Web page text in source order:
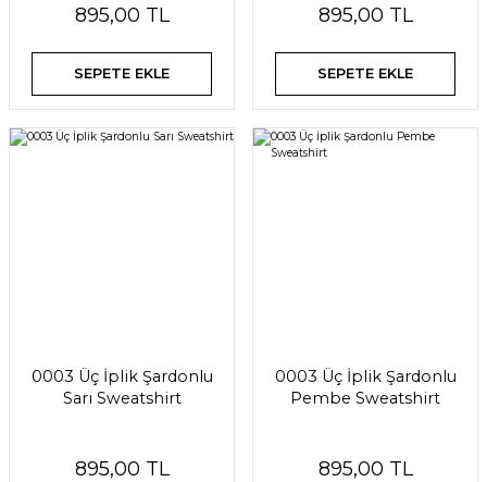
895,00 TL
SEPETE EKLE
895,00 TL
SEPETE EKLE
0003 Üç İplik Şardonlu
Sarı Sweatshirt
895,00 TL
0003 Üç İplik Şardonlu
Pembe Sweatshirt
895,00 TL